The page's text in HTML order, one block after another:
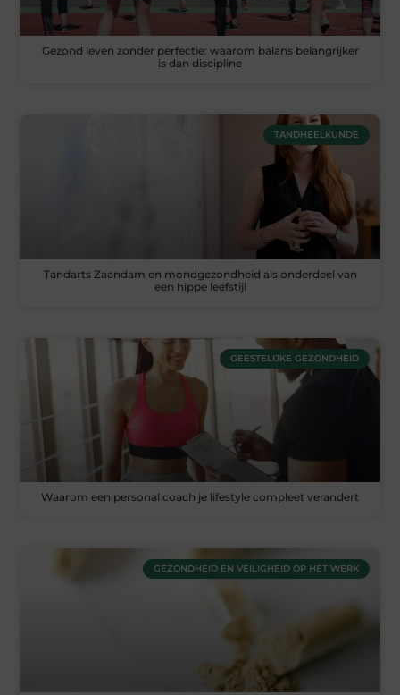
Gezond leven zonder perfectie: waarom balans belangrijker
is dan discipline
TANDHEELKUNDE
Tandarts Zaandam en mondgezondheid als onderdeel van
een hippe leefstijl
GEESTELIJKE GEZONDHEID
Waarom een personal coach je lifestyle compleet verandert
GEZONDHEID EN VEILIGHEID OP HET WERK